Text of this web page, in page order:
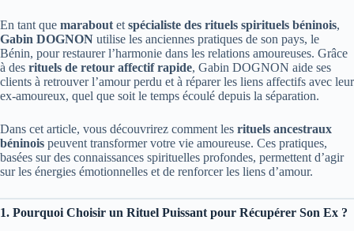
En tant que maraboutetspécialiste des rituels spirituels béninois,
Gabin DOGNON utilise les anciennes pratiques de son pays, le
Bénin, pour restaurer l’harmonie dans les relations amoureuses. Grâce
à des rituels de retour affectif rapide, Gabin DOGNON aide ses
clients à retrouver l’amour perdu et à réparer les liens affectifs avec leur
ex-amoureux, quel que soit le temps écoulé depuis la séparation.
Dans cet article, vous découvrirez comment les rituels ancestraux
béninois peuvent transformer votre vie amoureuse. Ces pratiques,
basées sur des connaissances spirituelles profondes, permettent d’agir
sur les énergies émotionnelles et de renforcer les liens d’amour.
1. Pourquoi Choisir un Rituel Puissant pour Récupérer Son Ex ?